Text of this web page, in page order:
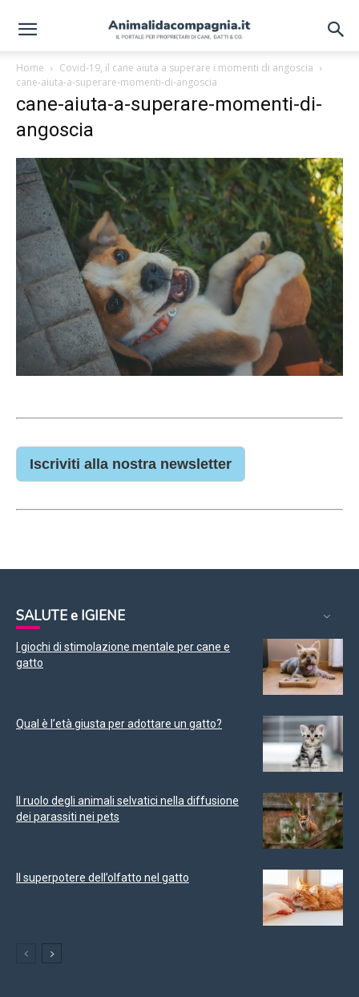
Home
Covid-19, il cane aiuta a superare i momenti di angoscia
cane-aiuta-a-superare-momenti-di-angoscia
cane-aiuta-a-superare-momenti-di-
angoscia
Iscriviti alla nostra newsletter
SALUTE e IGIENE
I giochi di stimolazione mentale per cane e
gatto
Qual è l’età giusta per adottare un gatto?
Il ruolo degli animali selvatici nella diffusione
dei parassiti nei pets
Il superpotere dell’olfatto nel gatto